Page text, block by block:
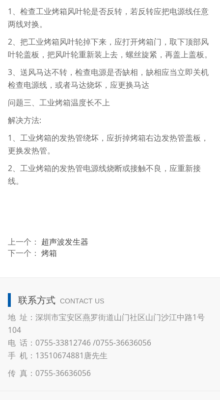
1、检查工业烤箱风叶轮是否反转，若反转应把电源线任意
两线对换。
2、把工业烤箱风叶轮掉下来，应打开烤箱门，取下顶部风
叶轮盖板，把风叶轮重新装上去，螺丝旋紧，再盖上盖板。
3、送风马达不转，检查电源是否缺相，缺相应当立即关机
检查电源线，或者马达烧坏，应更换马达
问题三、工业烤箱温度长不上
解决方法:
1、工业烤箱的发热管绕坏，应折掉烤箱右边发热管盖板，
更换发热管。
2、工业烤箱的发热管电源线烧断或接触不良，应重新接
线。
上一个： 超声波发生器
下一个： 烤箱
联系方式 CONTACT US
地 址：深圳市宝安区燕罗街道山门社区山门沙江中路1号
104
电 话：0755-33812746 /0755-36636056
手 机：13510674881唐先生
传 真：0755-36636056